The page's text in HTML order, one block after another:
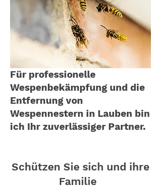
Für professionelle
Wespenbekämpfung und die
Entfernung von
Wespennestern in Lauben bin
ich Ihr zuverlässiger Partner.
Schützen Sie sich und ihre
Familie